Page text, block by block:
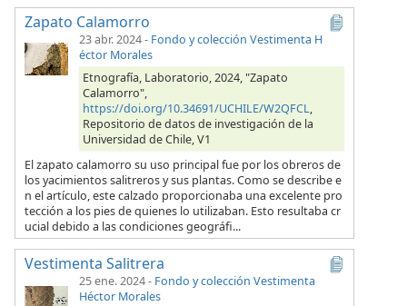
Zapato Calamorro
23 abr. 2024- Fondo y colección Vestimenta H
éctor Morales
Etnografía, Laboratorio, 2024, "Zapato
Calamorro",
https://doi.org/10.34691/UCHILE/W2QFCL,
Repositorio de datos de investigación de la
Universidad de Chile, V1
El zapato calamorro su uso principal fue por los obreros de
los yacimientos salitreros y sus plantas. Como se describe e
n el artículo, este calzado proporcionaba una excelente pro
tección a los pies de quienes lo utilizaban. Esto resultaba cr
ucial debido a las condiciones geográfi...
Vestimenta Salitrera
25 ene. 2024- Fondo y colección Vestimenta
Héctor Morales